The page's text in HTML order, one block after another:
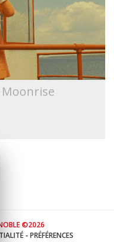
Moonrise
©2026
- PRÉFÉRENCES